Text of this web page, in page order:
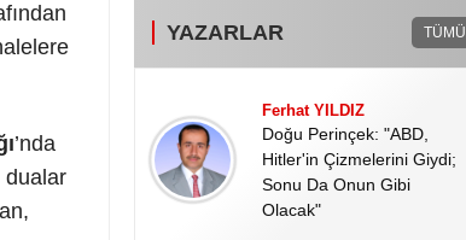
’nda
dualar
YAZARLAR TÜMÜ
Ferhat YILDIZ
Doğu Perinçek: "ABD,
Hitler'in Çizmelerini Giydi;
Sonu Da Onun Gibi
Olacak"